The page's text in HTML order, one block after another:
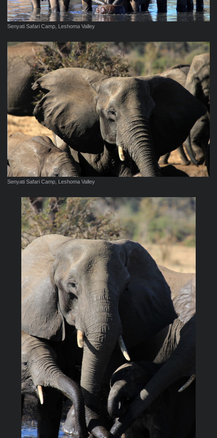
Senyati Safari Camp, Leshoma Valley
Senyati Safari Camp, Leshoma Valley